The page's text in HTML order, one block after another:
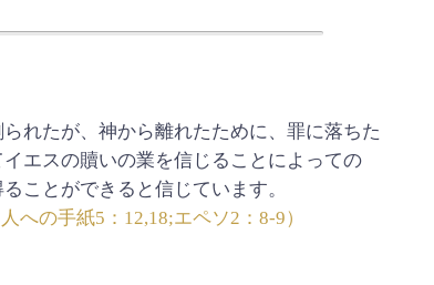
れたが、神から離れたために、罪に落ちた
エスの贖いの業を信じることによっての
ことができると信じています。
への手紙5：12,18;エペソ2：8-9）